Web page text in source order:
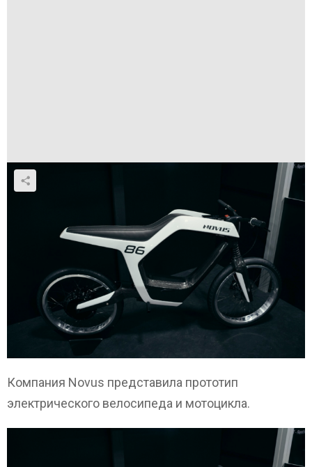
Компания Novus представила прототип
электрического велосипеда и мотоцикла.